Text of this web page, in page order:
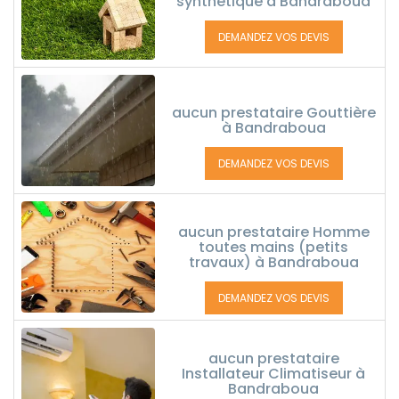
DEMANDEZ VOS DEVIS
aucun prestataire Gouttière
à Bandraboua
DEMANDEZ VOS DEVIS
aucun prestataire Homme
toutes mains (petits
travaux) à Bandraboua
DEMANDEZ VOS DEVIS
aucun prestataire
Installateur Climatiseur à
Bandraboua